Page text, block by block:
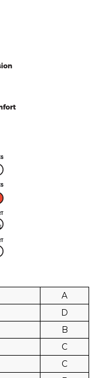
A
D
B
C
C